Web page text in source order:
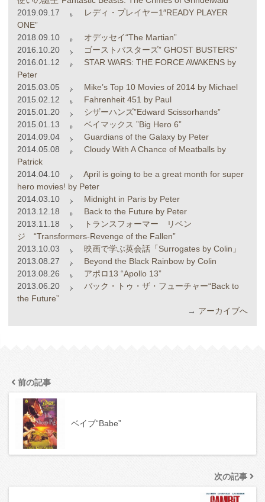
2019.09.17
レディ・プレイヤー1″READY PLAYER
ONE”
2018.09.10
オデッセイ“The Martian”
2016.10.20
ゴーストバスターズ” GHOST BUSTERS”
2016.01.12
STAR WARS: THE FORCE AWAKENS by
Peter
2015.03.05
Mike’s Top 10 Movies of 2014 by Michael
2015.02.12
Fahrenheit 451 by Paul
2015.01.20
シザーハンズ”Edward Scissorhands”
2015.01.13
ベイマックス ”Big Hero 6”
2014.09.04
Guardians of the Galaxy by Peter
2014.05.08
Cloudy With A Chance of Meatballs by
Patrick
2014.04.10
April is going to be a great month for super
hero movies! by Peter
2014.03.10
Midnight in Paris by Peter
2013.12.18
Back to the Future by Peter
2013.11.18
トランスフォーマー リベン
ジ “Transformers-Revenge of the Fallen”
2013.10.03
映画で学ぶ英会話「Surrogates by Colin」
2013.08.27
Beyond the Black Rainbow by Colin
2013.08.26
アポロ13 “Apollo 13”
2013.06.20
バック・トゥ・ザ・フューチャー“Back to
the Future”
→ アーカイブへ
前の記事
ベイブ“Babe”
次の記事